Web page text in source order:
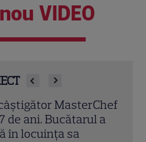
VIDEO
„Insula Iubirii –
când se
Radu Vâlcan